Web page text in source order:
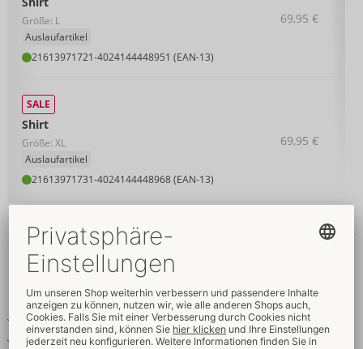
Größe: L
Auslaufartikel
21613971721-4024144448951 (EAN-13)
69,95 €
Shirt
Größe: XL
Auslaufartikel
21613971731-4024144448968 (EAN-13)
SALE
69,95 €
Details
Produkttext
Im Mattlook
Mit Powernet-Einsätzen